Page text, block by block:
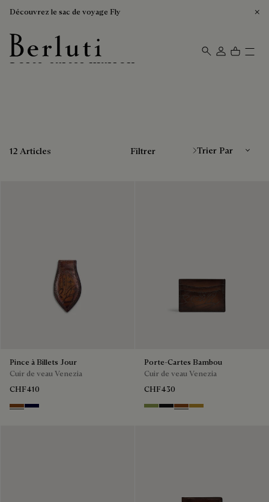
Découvrez le sac de voyage Fly
Page d'Accueil Berluti
Porte-cartes marron
12 Articles Filtrer
Pince à Billets Jour
Cuir de veau Venezia
CHF410
Cacao Intenso
Nero Blu
Porte-Cartes Bambou
Cuir de veau Venezia
CHF430
WillowNero Grigio
Cacao Intenso
Mustard